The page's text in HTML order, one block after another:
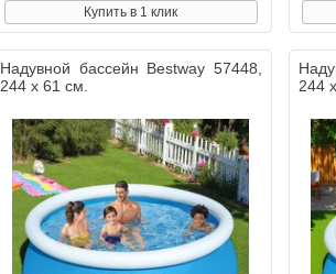
Купить в 1 клик
Надувной бассейн Bestway 57448,
244 х 61 см.
244